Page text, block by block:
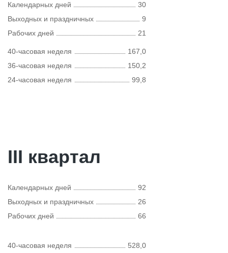
Календарных дней
30
Выходных и праздничных
9
Рабочих дней
21
40-часовая неделя
167,0
36-часовая неделя
150,2
24-часовая неделя
99,8
III квартал
Календарных дней
92
Выходных и праздничных
26
Рабочих дней
66
40-часовая неделя 528,0